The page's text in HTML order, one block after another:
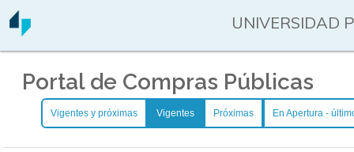
UNIVERSIDAD
Portal de Compras Públicas
Vigentes y próximas Vigentes Próximas En Apertura -